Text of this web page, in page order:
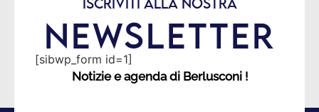
NEWSLETTER
[sibwp_form id=1]
Notizie e agenda di Berlusconi !